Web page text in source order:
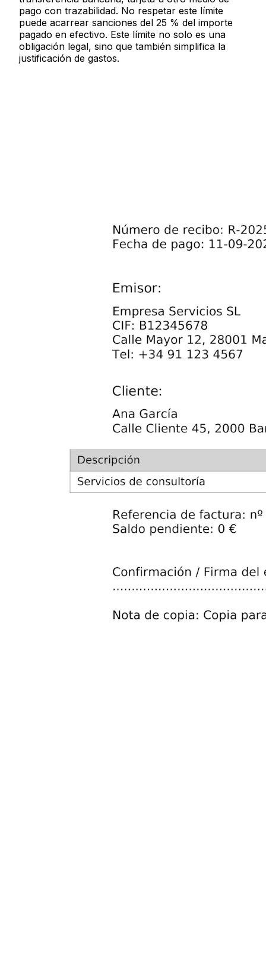
pago con trazabilidad. No respetar este límite
puede acarrear sanciones del 25 % del importe
pagado en efectivo. Este límite no solo es una
obligación legal, sino que también simplifica la
justificación de gastos.